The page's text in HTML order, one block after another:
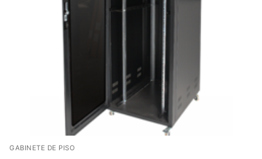
GABINETE DE PISO